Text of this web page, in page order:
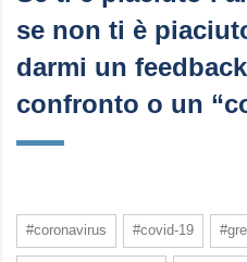
se non ti è
darmi un
confronto o un
#coronavirus #covid-19